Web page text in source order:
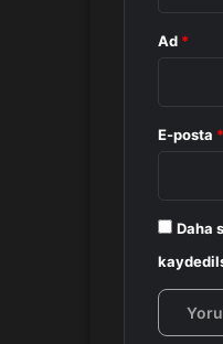
Ad *
E-posta *
Daha